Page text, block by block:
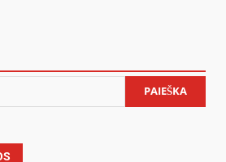
PAIEŠKA